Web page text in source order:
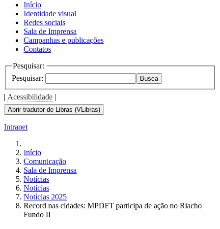
Início
Identidade visual
Redes sociais
Sala de Imprensa
Campanhas e publicações
Contatos
Pesquisar:
Pesquisar:
Busca
| Acessibilidade |
Abrir tradutor de Libras (VLibras)
Intranet
Início
Comunicação
Sala de Imprensa
Notícias
Notícias
Notícias 2025
Record nas cidades: MPDFT participa de ação no Riacho
Fundo II